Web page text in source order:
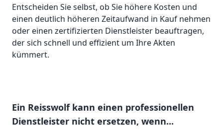
Entscheiden Sie selbst, ob Sie höhere Kosten und
einen deutlich höheren Zeitaufwand in Kauf nehmen
oder einen zertifizierten Dienstleister beauftragen,
der sich schnell und effizient um Ihre Akten
kümmert.
Ein Reisswolf kann einen professionellen
Dienstleister nicht ersetzen, wenn...